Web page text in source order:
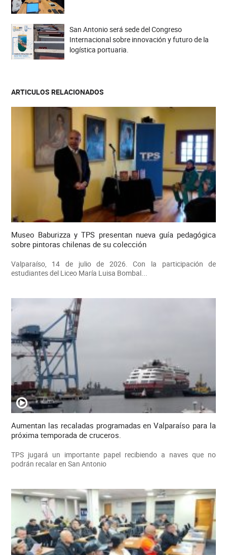
San Antonio será sede del Congreso
Internacional sobre innovación y futuro de la
logística portuaria.
ARTICULOS RELACIONADOS
Museo Baburizza y TPS presentan nueva guía pedagógica
sobre pintoras chilenas de su colección
Valparaíso, 14 de julio de 2026. Con la participación de
estudiantes del Liceo María Luisa Bombal...
Aumentan las recaladas programadas en Valparaíso para la
próxima temporada de cruceros.
TPS jugará un importante papel recibiendo a naves que no
podrán recalar en San Antonio